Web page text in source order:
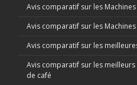
Avis comparatif sur les
Avis comparatif sur les Machines
Avis comparatif sur les
Avis comparatif sur les
de café